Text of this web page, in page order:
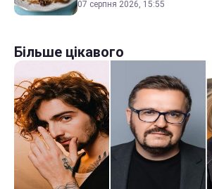
07 серпня 2026, 15:55
Більше цікавого